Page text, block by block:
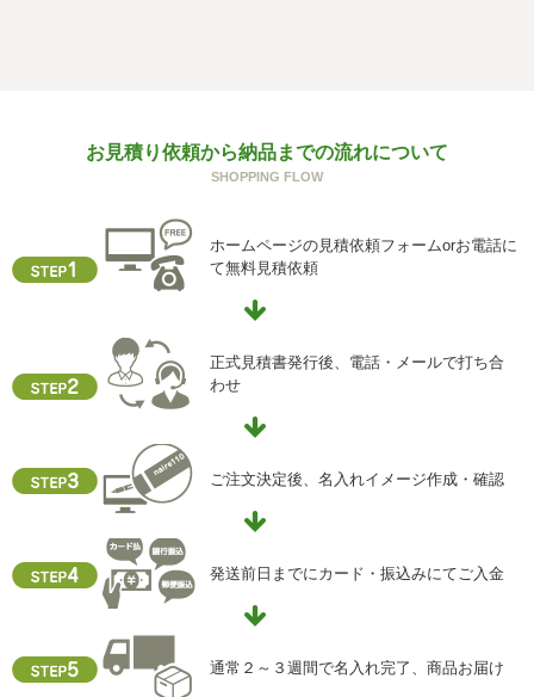
g) 保有個人データの開示等および問い合わせ窓口について
に関する開示、利用目的の通知、内容の訂正・追加または
削除、利用停止、消去、第三者提供の停止および第三者提
供記録の開示(以下、開示等という)に応じます。
開示等に応ずる窓口は、下記「当社の個人情報の取扱いに
h) 本人が容易に認識できない方法による個人情報の取得
クッキーやウェブビーコン等を用いるなどして、本人が容
易に認識できない方法による個人情報の取得を行っており
i) 個人情報保護方針
当社ホームページの個人情報保護方針をご覧下さい
【お問合せ先】
住所 ：大阪市中央区瓦屋町2-13-5
FAX ： 06-6763-0829
お見積り依頼から納品までの流れについて
SHOPPING FLOW
ホームページの見積依頼フォームorお電話に
て無料見積依頼
正式見積書発行後、電話・メールで打ち合
わせ
ご注文決定後、名入れイメージ作成・確認
発送前日までにカード・振込みにてご入金
通常２～３週間で名入れ完了、商品お届け